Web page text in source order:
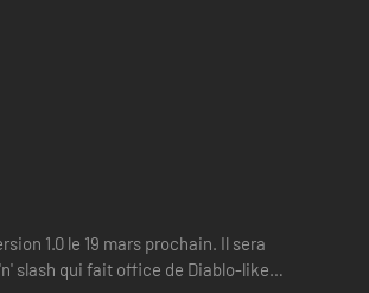
1.0 le 19 mars prochain. Il sera
slash qui fait office de Diablo-like